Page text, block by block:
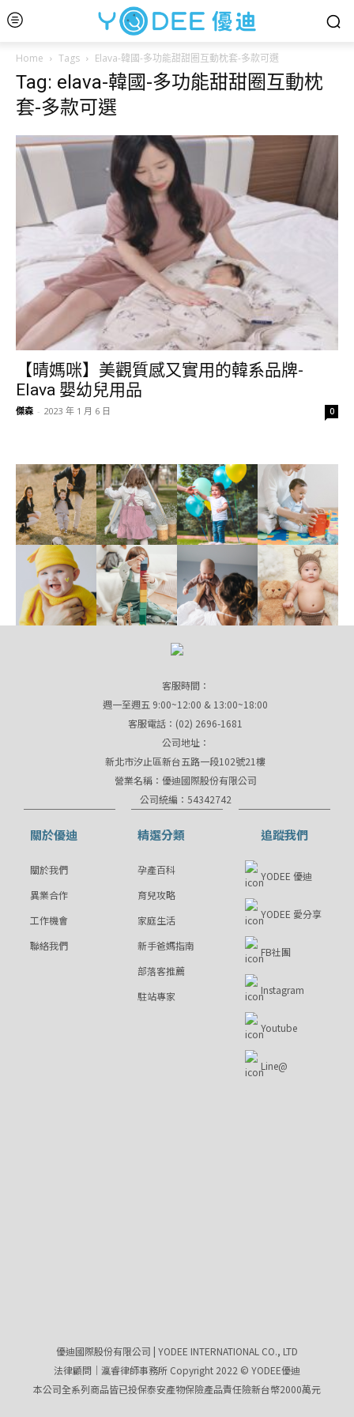
Home Tags Elava-韓國-多功能甜甜圈互動枕套-多款可選
Tag: elava-韓國-多功能甜甜圈互動枕
套-多款可選
【晴媽咪】美觀質感又實用的韓系品牌-
Elava 嬰幼兒用品
傑森 - 2023 年 1 月 6 日 0
客服時間：
週一至週五 9:00~12:00 & 13:00~18:00
客服電話：(02) 2696-1681
公司地址：
新北市汐止區新台五路一段102號21樓
營業名稱：優迪國際股份有限公司
公司統編：54342742
關於優迪
關於我們
異業合作
工作機會
聯絡我們
精選分類
孕產百科
育兒攻略
家庭生活
新手爸媽指南
部落客推薦
駐站專家
追蹤我們
YODEE 優迪
YODEE 愛分享
FB社團
Instagram
Youtube
Line@
優迪國際股份有限公司 | YODEE INTERNATIONAL CO., LTD
法律顧問｜瀛睿律師事務所 Copyright 2022 © YODEE優迪
本公司全系列商品皆已投保泰安產物保險產品責任險新台幣2000萬元